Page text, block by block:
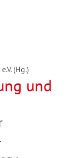
(Hg.)
und